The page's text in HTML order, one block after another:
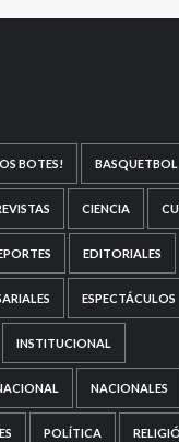
BOTES! BASQUETBOL
CIENCIA
EDITORIALES
ESPECTÁCULOS
INSTITUCIONAL
NACIONALES
POLÍTICA